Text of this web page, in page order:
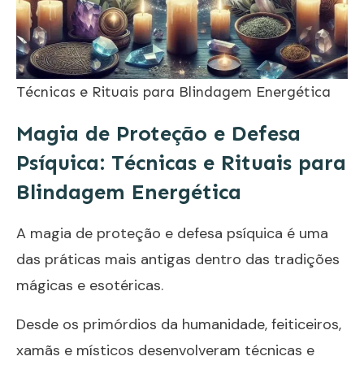
Técnicas e Rituais para Blindagem Energética
Magia de Proteção e Defesa
Psíquica: Técnicas e Rituais para
Blindagem Energética
A magia de proteção e defesa psíquica é uma
das práticas mais antigas dentro das tradições
mágicas e esotéricas.
Desde os primórdios da humanidade, feiticeiros,
xamãs e místicos desenvolveram técnicas e